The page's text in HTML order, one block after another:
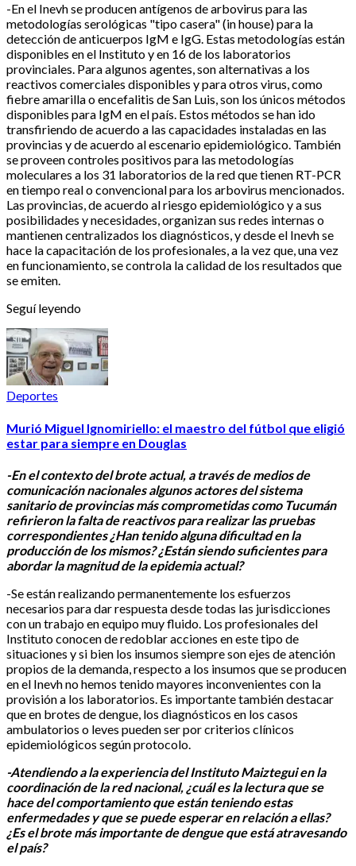
-En el Inevh se producen antígenos de arbovirus para las
metodologías serológicas "tipo casera" (in house) para la
detección de anticuerpos IgM e IgG. Estas metodologías están
disponibles en el Instituto y en 16 de los laboratorios
provinciales. Para algunos agentes, son alternativas a los
reactivos comerciales disponibles y para otros virus, como
fiebre amarilla o encefalitis de San Luis, son los únicos métodos
disponibles para IgM en el país. Estos métodos se han ido
transfiriendo de acuerdo a las capacidades instaladas en las
provincias y de acuerdo al escenario epidemiológico. También
se proveen controles positivos para las metodologías
moleculares a los 31 laboratorios de la red que tienen RT-PCR
en tiempo real o convencional para los arbovirus mencionados.
Las provincias, de acuerdo al riesgo epidemiológico y a sus
posibilidades y necesidades, organizan sus redes internas o
mantienen centralizados los diagnósticos, y desde el Inevh se
hace la capacitación de los profesionales, a la vez que, una vez
en funcionamiento, se controla la calidad de los resultados que
se emiten.
Seguí leyendo
Deportes
Murió Miguel Ignomiriello: el maestro del fútbol que eligió
estar para siempre en Douglas
-En el contexto del brote actual, a través de medios de
comunicación nacionales algunos actores del sistema
sanitario de provincias más comprometidas como Tucumán
refirieron la falta de reactivos para realizar las pruebas
correspondientes ¿Han tenido alguna dificultad en la
producción de los mismos? ¿Están siendo suficientes para
abordar la magnitud de la epidemia actual?
-Se están realizando permanentemente los esfuerzos
necesarios para dar respuesta desde todas las jurisdicciones
con un trabajo en equipo muy fluido. Los profesionales del
Instituto conocen de redoblar acciones en este tipo de
situaciones y si bien los insumos siempre son ejes de atención
propios de la demanda, respecto a los insumos que se producen
en el Inevh no hemos tenido mayores inconvenientes con la
provisión a los laboratorios. Es importante también destacar
que en brotes de dengue, los diagnósticos en los casos
ambulatorios o leves pueden ser por criterios clínicos
epidemiológicos según protocolo.
-Atendiendo a la experiencia del Instituto Maiztegui en la
coordinación de la red nacional, ¿cuál es la lectura que se
hace del comportamiento que están teniendo estas
enfermedades y que se puede esperar en relación a ellas?
¿Es el brote más importante de dengue que está atravesando
el país?